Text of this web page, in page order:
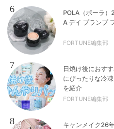
6
POLA（ポーラ
A デイ プランプ
FORTUNE編集部
7
日焼け後におす
にぴったりな冷
を紹介
FORTUNE編集部
8
キャンメイク26